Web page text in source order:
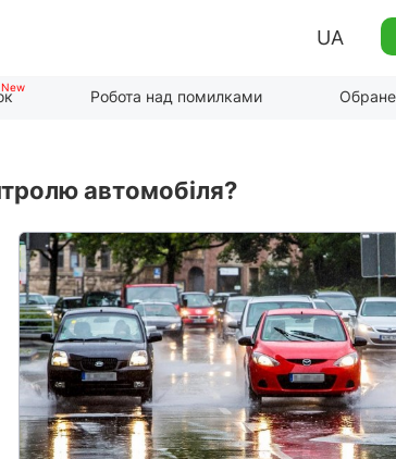
UA
Робота над помилками Обране
автомобіля?